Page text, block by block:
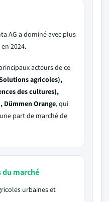
AG a dominé avec plus
2024.
acteurs de ce
agricoles),
des cultures),
Dümmen Orange, qui
part de marché de
marché
urbaines et